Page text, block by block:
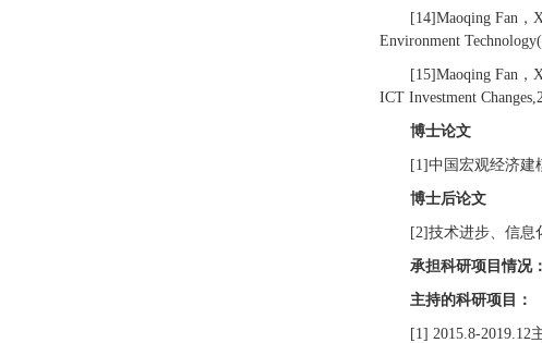
[14]Maoqing Fan，
Environment
[15]Maoqing Fan，
ICT Investment
博士论文
[1]中国宏观经济建
博士后论文
[2]技术进步、信息
承担科研项目情况：
主持的科研项目：
[1] 2015.8-